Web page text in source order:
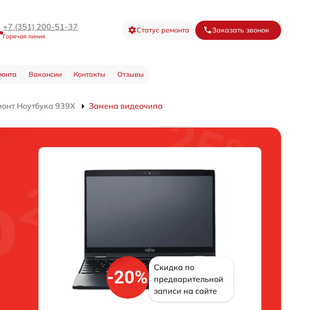
+7 (351) 200-51-37
Горячая линия
Статус ремонта Заказать звонок
Вакансии Контакты Отзывы
Ноутбука 939X Замена видеочипа
-20%
Скидка по
предварительной
записи на сайте